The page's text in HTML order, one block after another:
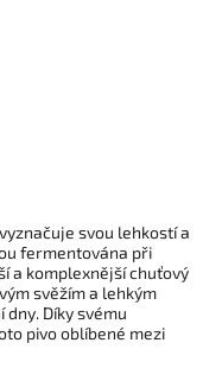
svou lehkostí a
fermentována při
a komplexnější chuťový
svěžím a lehkým
Díky svému
pivo oblíbené mezi